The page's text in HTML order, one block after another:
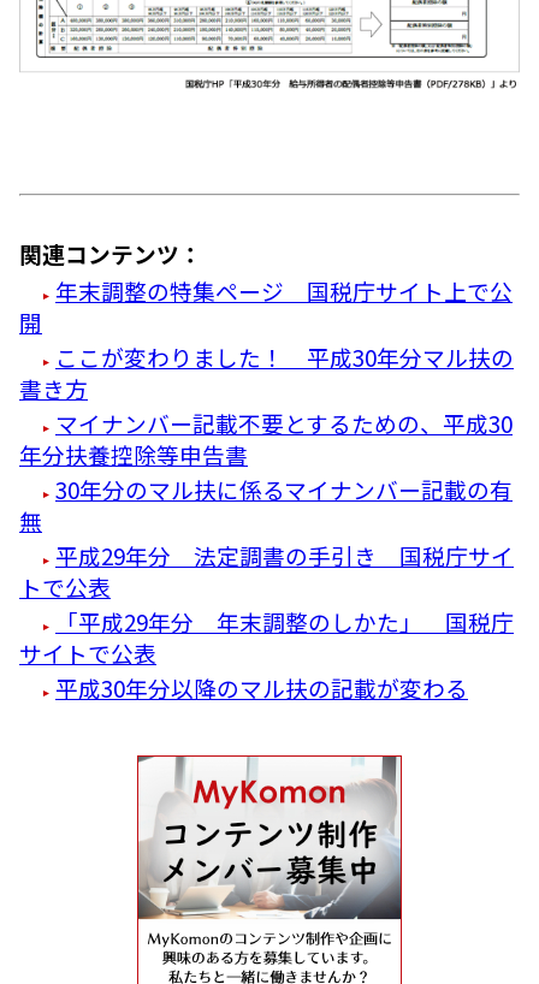
関連コンテンツ：
年末調整の特集ページ 国税庁サイト上で公
開
ここが変わりました！ 平成30年分マル扶の
書き方
マイナンバー記載不要とするための、平成30
年分扶養控除等申告書
30年分のマル扶に係るマイナンバー記載の有
無
平成29年分 法定調書の手引き 国税庁サイ
トで公表
「平成29年分 年末調整のしかた」 国税庁
サイトで公表
平成30年分以降のマル扶の記載が変わる